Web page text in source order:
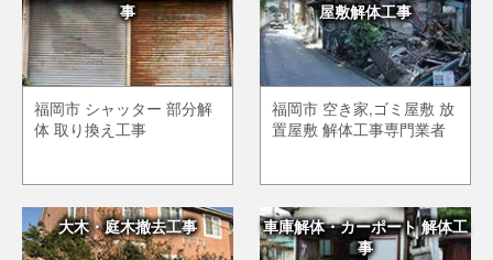
事
福岡市 シャッター 部分解
体 取り換え工事
屋敷解体工事
福岡市 空き家,ゴミ屋敷 放
置屋敷 解体工事専門業者
大木・庭木撤去工事
車庫解体・カーポート 解体工
事